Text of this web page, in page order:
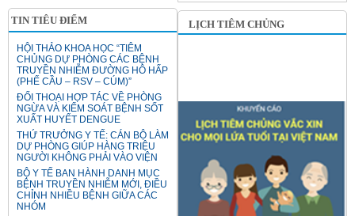
TIN TIÊU ĐIỂM
HỘI THẢO KHOA HỌC “TIÊM
CHỦNG DỰ PHÒNG CÁC BỆNH
TRUYỀN NHIỄM ĐƯỜNG HÔ HẤP
(PHẾ CẦU – RSV – CÚM)”
ĐỐI THOẠI HỢP TÁC VỀ PHÒNG
NGỪA VÀ KIỂM SOÁT BỆNH SỐT
XUẤT HUYẾT DENGUE
THỨ TRƯỞNG Y TẾ: CÁN BỘ LÀM
DỰ PHÒNG GIÚP HÀNG TRIỆU
NGƯỜI KHÔNG PHẢI VÀO VIỆN
BỘ Y TẾ BAN HÀNH DANH MỤC
BỆNH TRUYỀN NHIỄM MỚI, ĐIỀU
CHỈNH NHIỀU BỆNH GIỮA CÁC
NHÓM
LỊCH TIÊM CHỦNG